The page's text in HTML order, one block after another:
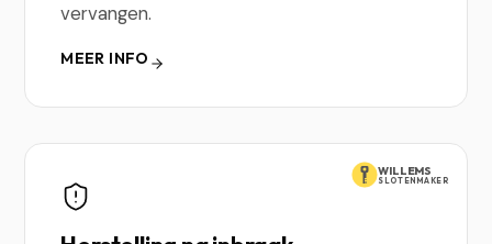
vervangen.
MEER INFO
WILLEMS
SLOTENMAKER